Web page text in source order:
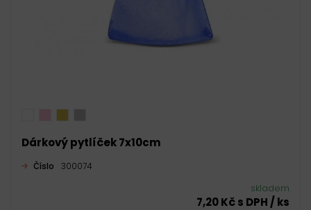
Dárkový pytlíček 7x10cm
Číslo 300074
skladem
7,20 Kč s DPH / ks